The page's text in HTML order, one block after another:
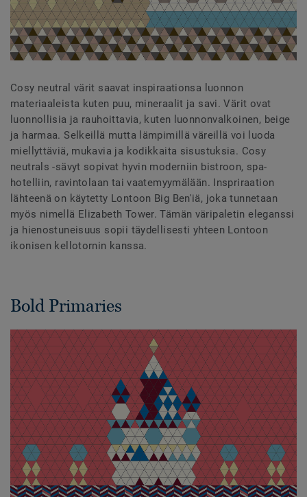
Cosy neutral värit saavat inspiraationsa luonnon
materiaaleista kuten puu, mineraalit ja savi. Värit ovat
luonnollisia ja rauhoittavia, kuten luonnonvalkoinen, beige
ja harmaa. Selkeillä mutta lämpimillä väreillä voi luoda
miellyttäviä, mukavia ja kodikkaita sisustuksia. Cosy
neutrals -sävyt sopivat hyvin moderniin bistroon, spa-
hotelliin, ravintolaan tai vaatemyymälään. Inspriraation
lähteenä on käytetty Lontoon Big Ben'iä, joka tunnetaan
myös nimellä Elizabeth Tower. Tämän väripaletin eleganssi
ja hienostuneisuus sopii täydellisesti yhteen Lontoon
ikonisen kellotornin kanssa.
Bold Primaries